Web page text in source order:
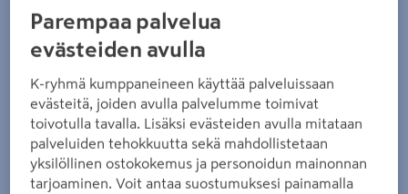
helposti: pohjamaalia ei tarvita, ja voit sävyttää
maalin haluamaasi sävyyn! Katso ohjeet ja
Näin maalaat Ceramic tiles -kaakelimaalilla:
Parempaa palvelua
evästeiden avulla
K-ryhmä kumppaneineen käyttää palveluissaan
evästeitä, joiden avulla palvelumme toimivat
toivotulla tavalla. Lisäksi evästeiden avulla mitataan
palveluiden tehokkuutta sekä mahdollistetaan
yksilöllinen ostokokemus ja personoidun mainonnan
tarjoaminen. Voit antaa suostumuksesi painamalla